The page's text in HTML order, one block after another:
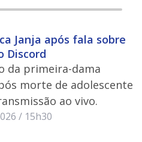
Janja após fala sobre
Discord
da primeira-dama
morte de adolescente
ao vivo.
/ 15h30